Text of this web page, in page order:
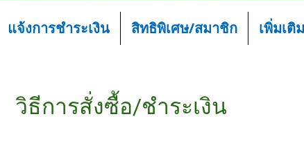
แจ้งการชำระเงิน สิทธิพิเศษ/สมาชิก เพิ่มเติม
วิธีการสั่งซื้อ/ชำระเงิน